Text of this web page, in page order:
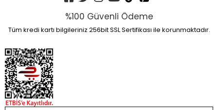
%100 Güvenli Ödeme
Tüm kredi kartı bilgileriniz 256bit SSL Sertifikası ile korunmaktadır.